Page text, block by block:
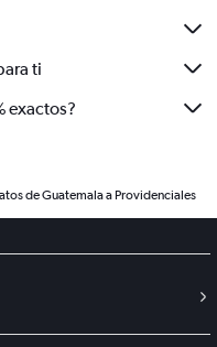
ti
exactos?
de Guatemala a Providenciales